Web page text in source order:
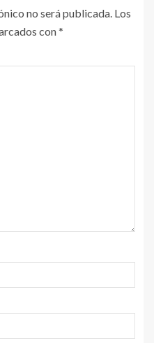
no será publicada. Los
con*